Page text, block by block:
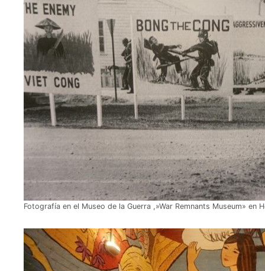
Fotografía en el Museo de la Guerra ,»War Remnants Museum» en